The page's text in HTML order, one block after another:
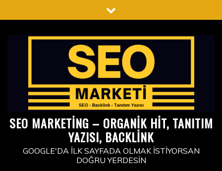
to
SEO MARKETING – ORGANIK HIT, TANITIM
YAZISI, BACKLINK
GOOGLE'DA İLK SAYFADA OLMAK İSTIYORSAN
DOĞRU YERDESIN